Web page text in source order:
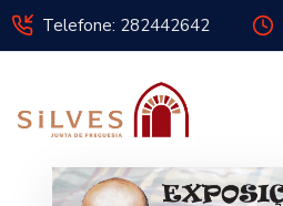
Telefone: 282442642